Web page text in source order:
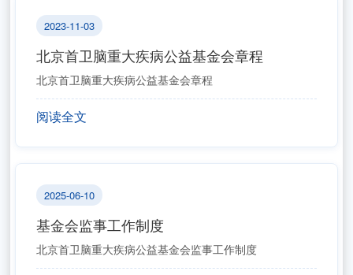
2023-11-03
北京首卫脑重大疾病公益基金会章程
北京首卫脑重大疾病公益基金会章程
阅读全文
2025-06-10
基金会监事工作制度
北京首卫脑重大疾病公益基金会监事工作制度